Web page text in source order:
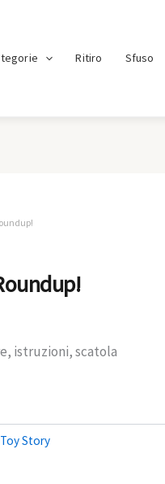
Ritiro Sfuso
istruzioni, scatola
Toy Story